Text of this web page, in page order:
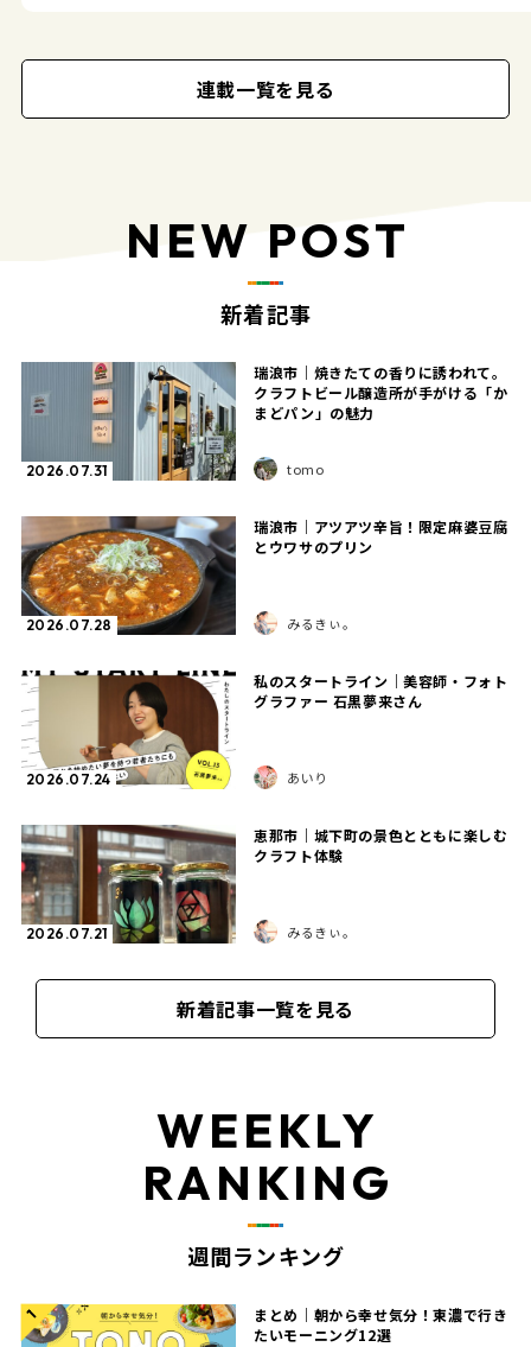
連載一覧を見る
NEW POST
新着記事
2026.07.31
瑞浪市｜焼きたての香りに誘われて。
クラフトビール醸造所が手がける「か
まどパン」の魅力
tomo
2026.07.28
瑞浪市｜アツアツ辛旨！限定麻婆豆腐
とウワサのプリン
みるきぃ。
2026.07.24
私のスタートライン｜美容師・フォト
グラファー 石黒夢来さん
あいり
2026.07.21
恵那市｜城下町の景色とともに楽しむ
クラフト体験
みるきぃ。
新着記事一覧を見る
WEEKLY
RANKING
週間ランキング
1
まとめ｜朝から幸せ気分！東濃で行き
たいモーニング12選